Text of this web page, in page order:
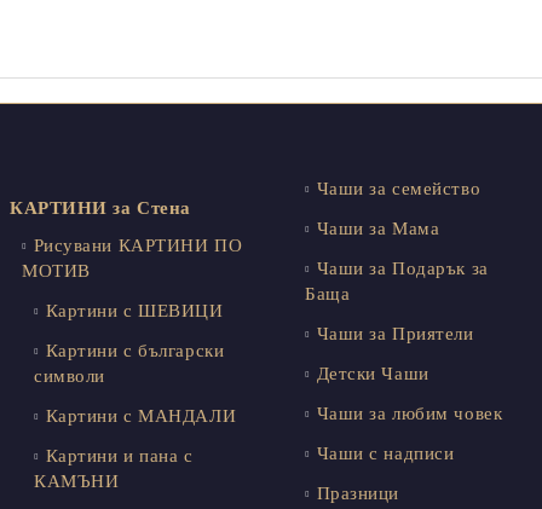
КАРТИНИ за Стена
Рисувани КАРТИНИ ПО
МОТИВ
Картини с ШЕВИЦИ
Картини с български
символи
Картини с МАНДАЛИ
Картини и пана с
КАМЪНИ
Чаши за семейство
Чаши за Мама
Чаши за Подарък за
Баща
Чаши за Приятели
Детски Чаши
Чаши за любим човек
Чаши с надписи
Празници